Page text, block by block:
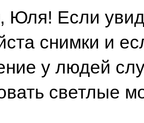
Юля! Если
снимки и
у людей
светлые